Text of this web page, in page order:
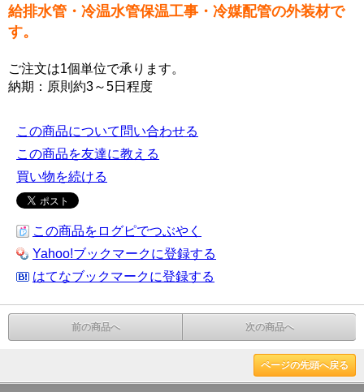
給排水管・冷温水管保温工事・冷媒配管の外装材で
す。
ご注文は1個単位で承ります。
納期：原則約3～5日程度
この商品について問い合わせる
この商品を友達に教える
買い物を続ける
この商品をログピでつぶやく
Yahoo!ブックマークに登録する
はてなブックマークに登録する
前の商品へ 次の商品へ
ページの先頭へ戻る